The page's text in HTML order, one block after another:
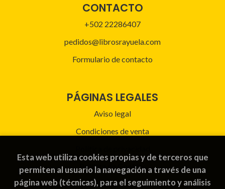
CONTACTO
+502 22286407
pedidos@librosrayuela.com
Formulario de contacto
PÁGINAS LEGALES
Aviso legal
Condiciones de venta
Política de Cookies
Esta web utiliza cookies propias y de terceros que
permiten al usuario la navegación a través de una
página web (técnicas), para el seguimiento y análisis